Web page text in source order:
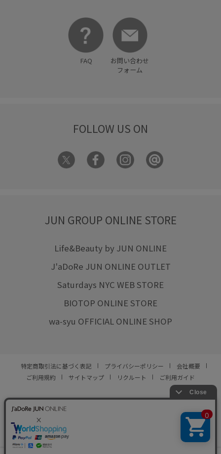
夏の機能素材アイテム 大人カジュアル
差し色 幾何学柄 形がかわいい
抜け感 接触冷感 本革
長さ調節可能 長財布 高見え
FAQ
お問い合わせ
フォーム
FOLLOW US ON
JUN GROUP ONLINE STORE
Life&Beauty by JUN ONLINE
J'aDoRe JUN ONLINE OUTLET
Saturdays NYC WEB STORE
BIOTOP ONLINE STORE
wa-syu OFFICIAL ONLINE SHOP
特定商取引法に基づく表記 プライバシーポリシー
会社概要
ご利用規約
サイトマップ リクルート ご利用ガイド
© JUN CO.,LTD. ALL RIGHTS RESERVED.